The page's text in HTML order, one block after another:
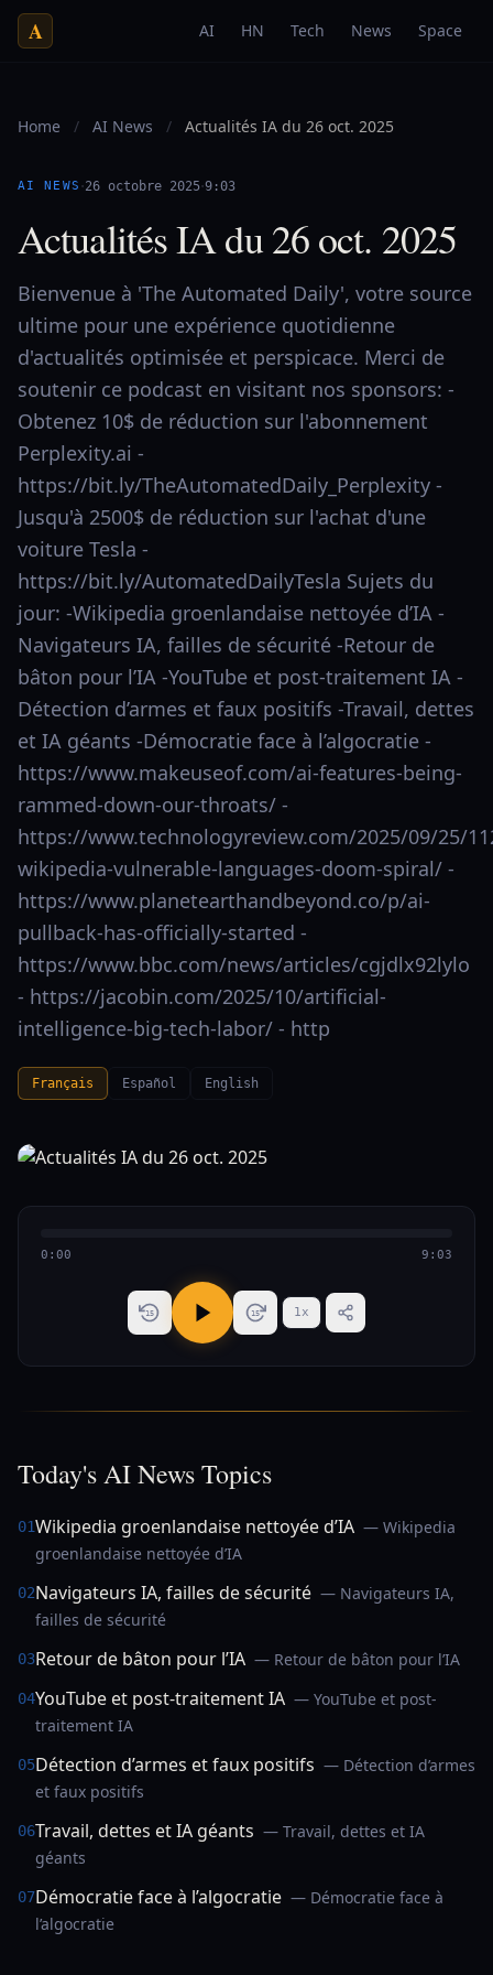
A AI HN Tech News Space
Home / AI News / Actualités IA du 26 oct. 2025
AI NEWS ·26 octobre 2025·9:03
Actualités IA du 26 oct. 2025
Bienvenue à 'The Automated Daily', votre source
ultime pour une expérience quotidienne
d'actualités optimisée et perspicace. Merci de
soutenir ce podcast en visitant nos sponsors: -
Obtenez 10$ de réduction sur l'abonnement
Perplexity.ai -
https://bit.ly/TheAutomatedDaily_Perplexity -
Jusqu'à 2500$ de réduction sur l'achat d'une
voiture Tesla -
https://bit.ly/AutomatedDailyTesla Sujets du
jour: -Wikipedia groenlandaise nettoyée d’IA -
Navigateurs IA, failles de sécurité -Retour de
bâton pour l’IA -YouTube et post-traitement IA -
Détection d’armes et faux positifs -Travail, dettes
et IA géants -Démocratie face à l’algocratie -
https://www.makeuseof.com/ai-features-being-
rammed-down-our-throats/ -
https://www.technologyreview.com/2025/09/25/
wikipedia-vulnerable-languages-doom-spiral/ -
https://www.planetearthandbeyond.co/p/ai-
pullback-has-officially-started -
https://www.bbc.com/news/articles/cgjdlx92lylo
- https://jacobin.com/2025/10/artificial-
intelligence-big-tech-labor/ - http
Français Español English
0:00 9:03
15 15 1x
Today's AI News Topics
01Wikipedia groenlandaise nettoyée d’IA — Wikipedia
groenlandaise nettoyée d’IA
02Navigateurs IA, failles de sécurité — Navigateurs IA,
failles de sécurité
03Retour de bâton pour l’IA — Retour de bâton pour l’IA
04YouTube et post-traitement IA — YouTube et post-
traitement IA
05Détection d’armes et faux positifs — Détection d’armes
et faux positifs
06Travail, dettes et IA géants — Travail, dettes et IA
géants
07Démocratie face à l’algocratie — Démocratie face à
l’algocratie